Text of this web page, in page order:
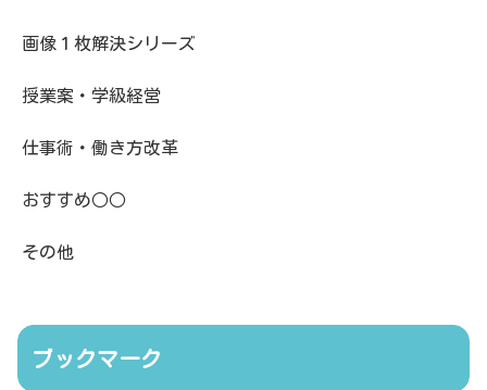
画像１枚解決シリーズ
授業案・学級経営
仕事術・働き方改革
おすすめ○○
その他
ブックマーク